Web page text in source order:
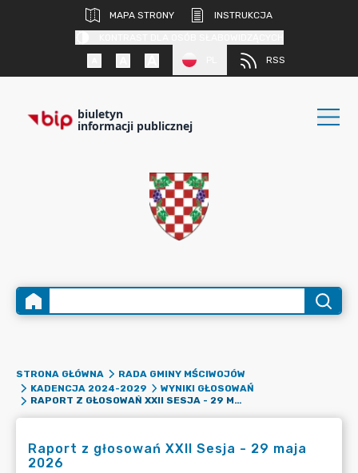
MAPA STRONY
INSTRUKCJA
RSS
biuletyn
informacji publicznej
STRONA GŁÓWNA
RADA GMINY MŚCIWOJÓW
KADENCJA 2024-2029
WYNIKI GŁOSOWAŃ
RAPORT Z GŁOSOWAŃ XXII SESJA - 29 MAJA 2026
Raport z głosowań XXII Sesja - 29 maja
2026